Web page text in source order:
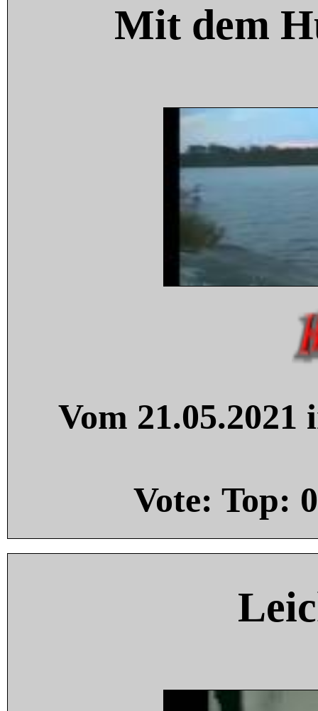
Mit dem
Vom
Vote: Top: 0